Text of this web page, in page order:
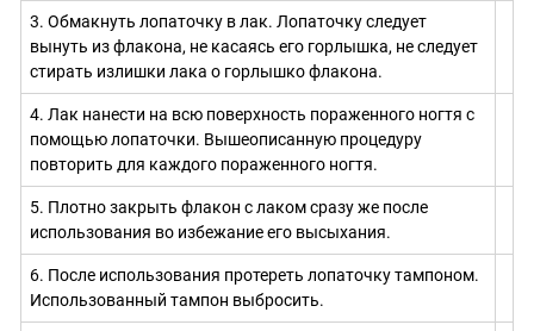
3. Обмакнуть лопаточку в лак. Лопаточку следует
вынуть из флакона, не касаясь его горлышка, не следует
стирать излишки лака о горлышко флакона.
4. Лак нанести на всю поверхность пораженного ногтя с
помощью лопаточки. Вышеописанную процедуру
повторить для каждого пораженного ногтя.
5. Плотно закрыть флакон с лаком сразу же после
использования во избежание его высыхания.
6. После использования протереть лопаточку тампоном.
Использованный тампон выбросить.